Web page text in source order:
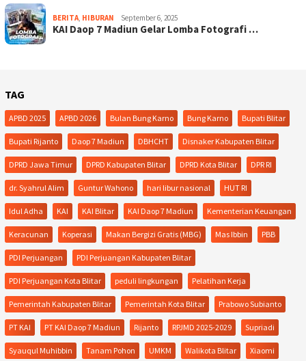
BERITA, HIBURAN September 6, 2025
KAI Daop 7 Madiun Gelar Lomba Fotografi …
TAG
APBD 2025 APBD 2026 Bulan Bung Karno Bung Karno Bupati Blitar
Bupati Rijanto Daop 7 Madiun DBHCHT Disnaker Kabupaten Blitar
DPRD Jawa Timur DPRD Kabupaten Blitar DPRD Kota Blitar DPR RI
dr. Syahrul Alim Guntur Wahono hari libur nasional HUT RI
Idul Adha KAI KAI Blitar KAI Daop 7 Madiun Kementerian Keuangan
Keracunan Koperasi Makan Bergizi Gratis (MBG) Mas Ibbin PBB
PDI Perjuangan PDI Perjuangan Kabupaten Blitar
PDI Perjuangan Kota Blitar peduli lingkungan Pelatihan Kerja
Pemerintah Kabupaten Blitar Pemerintah Kota Blitar Prabowo Subianto
PT KAI PT KAI Daop 7 Madiun Rijanto RPJMD 2025-2029 Supriadi
Syauqul Muhibbin Tanam Pohon UMKM Walikota Blitar Xiaomi